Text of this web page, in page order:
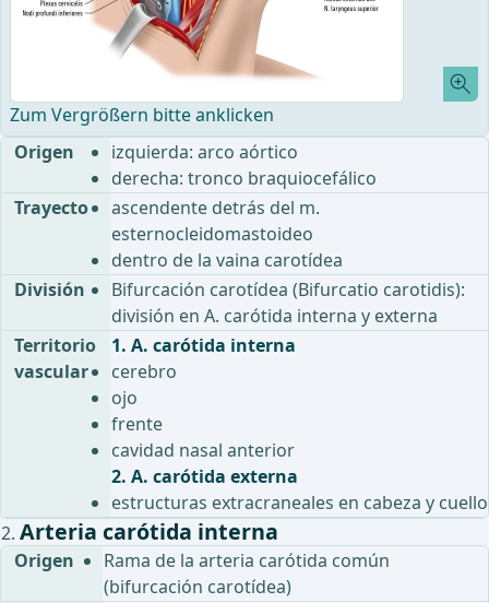
Zum Vergrößern bitte anklicken
Origen
izquierda: arco aórtico
derecha: tronco braquiocefálico
Trayecto
ascendente detrás del m.
esternocleidomastoideo
dentro de la vaina carotídea
División
Bifurcación carotídea (Bifurcatio carotidis):
división en A. carótida interna y externa
Territorio
vascular
1. A. carótida interna
cerebro
ojo
frente
cavidad nasal anterior
2. A. carótida externa
estructuras extracraneales en cabeza y cuello
Arteria carótida interna
Origen
Rama de la arteria carótida común
(bifurcación carotídea)